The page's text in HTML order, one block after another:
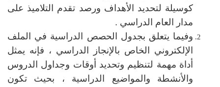
كوسيلة لتحديد الأهداف ورصد تقدم التلاميذ على
مدار العام الدراسي .
وفيما يتعلق بجدول الحصص الدراسية في الملف
الإلكتروني الخاص بالإنجاز الدراسي ، فإنه يمثل
أداة مهمة لتنظيم وتحديد أوقات وجداول الدروس
والأنشطة والمواضيع الدراسية ، بحيث تكون